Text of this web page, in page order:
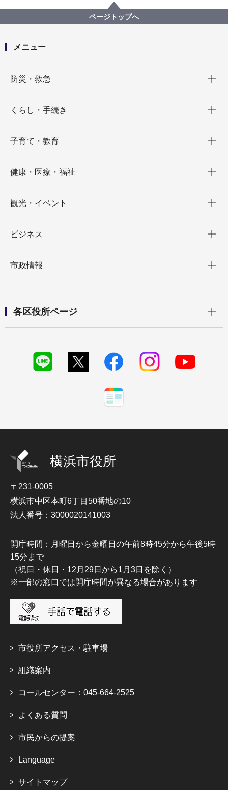
放置自転車の移動、保管・返還について
寺前保管場所
ページトップへ
メニュー
防災・救急
くらし・手続き
子育て・教育
健康・医療・福祉
観光・イベント
ビジネス
市政情報
各区役所ページ
横浜市役所
〒231-0005
横浜市中区本町6丁目50番地の10
法人番号：3000020141003
開庁時間：月曜日から金曜日の午前8時45分から午後5時
15分まで
（祝日・休日・12月29日から1月3日を除く）
※一部の窓口では開庁時間が異なる場合があります
市役所アクセス・駐車場
組織案内
コールセンター：045-664-2525
よくある質問
市民からの提案
Language
サイトマップ